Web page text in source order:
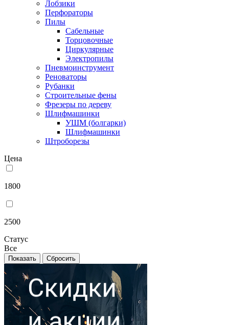
Лобзики
Перфораторы
Пилы
Сабельные
Торцовочные
Циркулярные
Электропилы
Пневмоинструмент
Реноваторы
Рубанки
Строительные фены
Фрезеры по дереву
Шлифмашинки
УШМ (болгарки)
Шлифмашинки
Штроборезы
Цена
1800
2500
Статус
Все